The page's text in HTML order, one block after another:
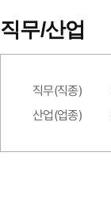
직무/산업
직무(직종)
산업(업종)